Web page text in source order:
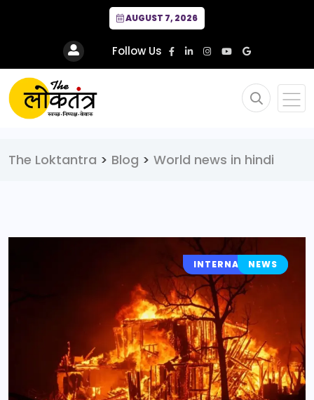
AUGUST 7, 2026
Follow Us
The Loktantra > Blog > World news in hindi
INTERNATIONAL
NEWS